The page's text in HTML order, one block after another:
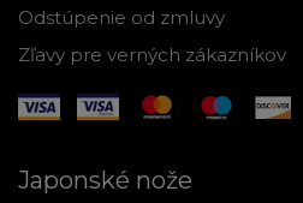
Odstúpenie od zmluvy
Zľavy pre verných zákazníkov
Japonské nože